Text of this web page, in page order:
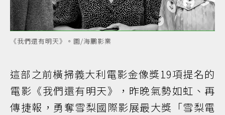
《我們還有明天》。圖/海鵬影業
這部之前橫掃義大利電影金像獎19項提名的
電影《我們還有明天》，昨晚氣勢如虹、再
傳捷報，勇奪雪梨國際影展最大獎「雪梨電